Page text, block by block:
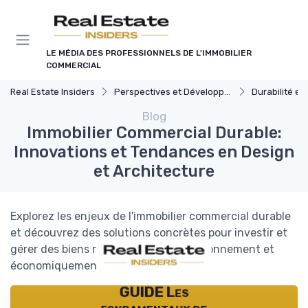
LE MÉDIA DES PROFESSIONNELS DE L'IMMOBILIER
COMMERCIAL
Real Estate Insiders Perspectives et Développement Durable Durabilité et
Blog
Immobilier Commercial Durable:
Innovations et Tendances en Design
et Architecture
Explorez les enjeux de l'immobilier commercial durable
et découvrez des solutions concrètes pour investir et
gérer des biens respectueux de l'environnement et
économiquement viables.
GUIDE Les